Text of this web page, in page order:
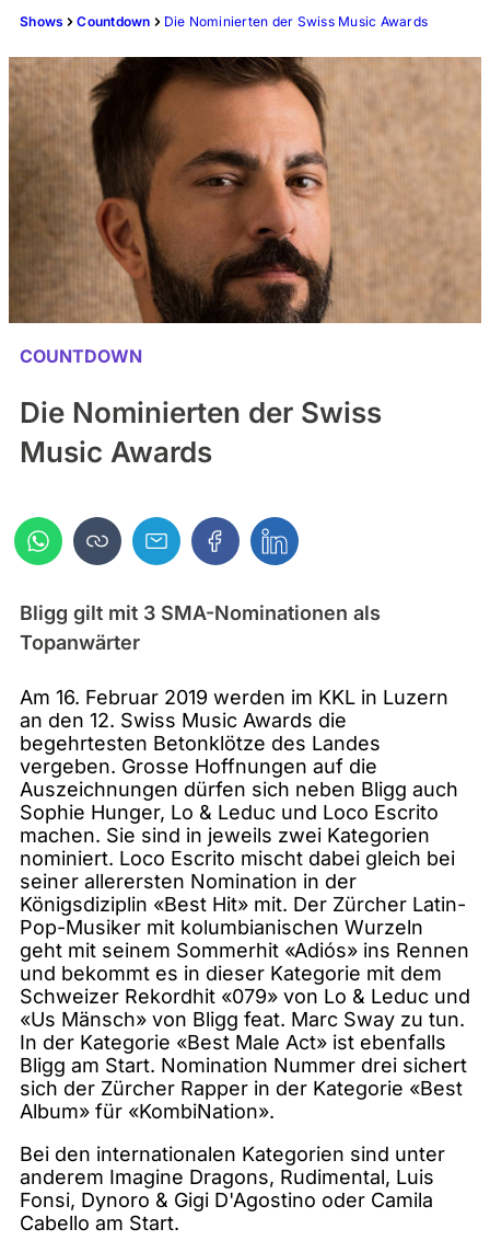
Shows Countdown Die Nominierten der Swiss Music Awards
COUNTDOWN
Die Nominierten der Swiss
Music Awards
Bligg gilt mit 3 SMA-Nominationen als
Topanwärter
Am 16. Februar 2019 werden im KKL in Luzern
an den 12. Swiss Music Awards die
begehrtesten Betonklötze des Landes
vergeben. Grosse Hoffnungen auf die
Auszeichnungen dürfen sich neben Bligg auch
Sophie Hunger, Lo & Leduc und Loco Escrito
machen. Sie sind in jeweils zwei Kategorien
nominiert. Loco Escrito mischt dabei gleich bei
seiner allerersten Nomination in der
Königsdiziplin «Best Hit» mit. Der Zürcher Latin-
Pop-Musiker mit kolumbianischen Wurzeln
geht mit seinem Sommerhit «Adiós» ins Rennen
und bekommt es in dieser Kategorie mit dem
Schweizer Rekordhit «079» von Lo & Leduc und
«Us Mänsch» von Bligg feat. Marc Sway zu tun.
In der Kategorie «Best Male Act» ist ebenfalls
Bligg am Start. Nomination Nummer drei sichert
sich der Zürcher Rapper in der Kategorie «Best
Album» für «KombiNation».
Bei den internationalen Kategorien sind unter
anderem Imagine Dragons, Rudimental, Luis
Fonsi, Dynoro & Gigi D'Agostino oder Camila
Cabello am Start.